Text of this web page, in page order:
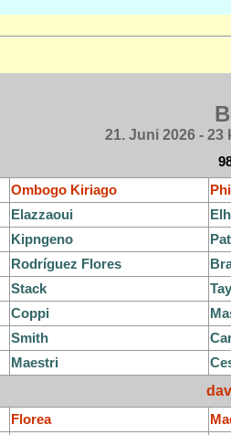
21. Juni2026 - 23
Ombogo Kiriago
Elazzaoui
Kipngeno
Rodríguez Flores
Stack
Coppi
Smith
Maestri
Florea